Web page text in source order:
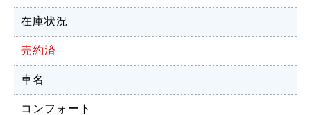
在庫状況
売約済
車名
コンフォート